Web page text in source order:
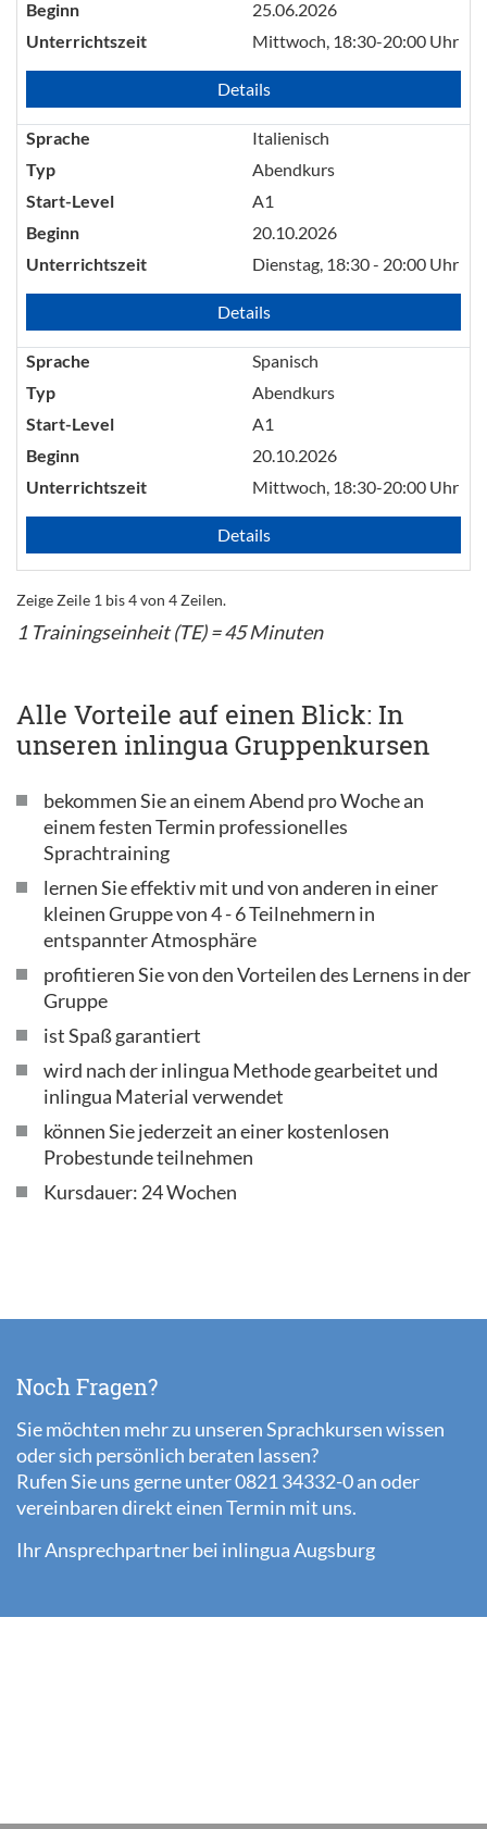
Beginn
25.06.2026
Unterrichtszeit
Mittwoch, 18:30-20:00 Uhr
Details
Sprache
Italienisch
Typ
Abendkurs
Start-Level
A1
Beginn
20.10.2026
Unterrichtszeit
Dienstag, 18:30 - 20:00 Uhr
Details
Sprache
Spanisch
Typ
Abendkurs
Start-Level
A1
Beginn
20.10.2026
Unterrichtszeit
Mittwoch, 18:30-20:00 Uhr
Details
Zeige Zeile 1 bis 4 von 4 Zeilen.
1 Trainingseinheit (TE) = 45 Minuten
Alle Vorteile auf einen Blick: In
unseren inlingua Gruppenkursen
bekommen Sie an einem Abend pro Woche an
einem festen Termin professionelles
Sprachtraining
lernen Sie effektiv mit und von anderen in einer
kleinen Gruppe von 4 - 6 Teilnehmern in
entspannter Atmosphäre
profitieren Sie von den Vorteilen des Lernens in der
Gruppe
ist Spaß garantiert
wird nach der inlingua Methode gearbeitet und
inlingua Material verwendet
können Sie jederzeit an einer kostenlosen
Probestunde teilnehmen
Kursdauer: 24 Wochen
Noch Fragen?
Sie möchten mehr zu unseren Sprachkursen wissen
oder sich persönlich beraten lassen?
Rufen Sie uns gerne unter 0821 34332-0 an oder
vereinbaren direkt einen Termin mit uns.
Ihr Ansprechpartner bei inlingua Augsburg